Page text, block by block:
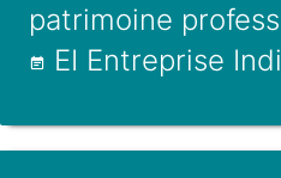
patrimoine
EI Entreprise